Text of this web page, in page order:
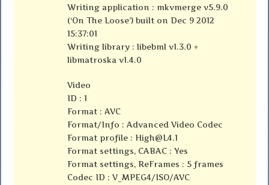
Writing application : mkvmerge v5.9.0
(‘On The Loose’) built on Dec 9 2012
15:37:01
Writing library : libebml v1.3.0 +
libmatroska v1.4.0
Video
ID : 1
Format : AVC
Format/Info : Advanced Video Codec
Format profile :High@L4.1
Format settings, CABAC : Yes
Format settings, ReFrames : 5 frames
Codec ID : V_MPEG4/ISO/AVC